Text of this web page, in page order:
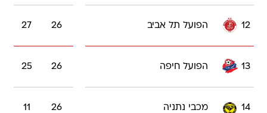
12 הפועל תל אביב 26
27
13 הפועל חיפה 26
25
14 מכבי נתניה 26
11